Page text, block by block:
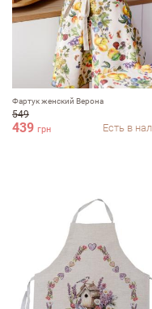
Фартук женский Верона
549
439 грн Есть в